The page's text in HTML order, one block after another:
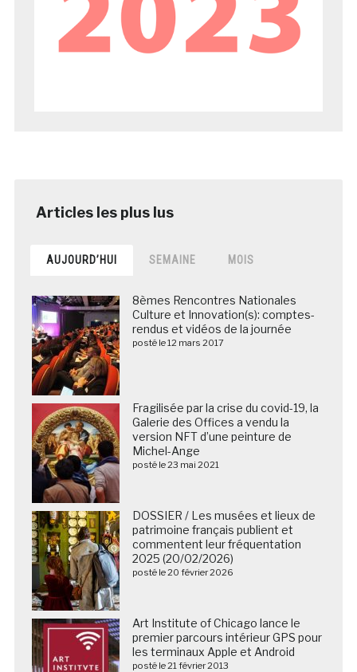
AUJOURD’HUI SEMAINE MOIS
8èmes Rencontres Nationales
Culture et Innovation(s): comptes-
rendus et vidéos de la journée
posté le 12 mars 2017
Fragilisée par la crise du covid-19, la
Galerie des Offices a vendu la
version NFT d’une peinture de
Michel-Ange
posté le 23 mai 2021
DOSSIER / Les musées et lieux de
patrimoine français publient et
commentent leur fréquentation
2025 (20/02/2026)
posté le 20 février 2026
Art Institute of Chicago lance le
premier parcours intérieur GPS pour
les terminaux Apple et Android
posté le 21 février 2013